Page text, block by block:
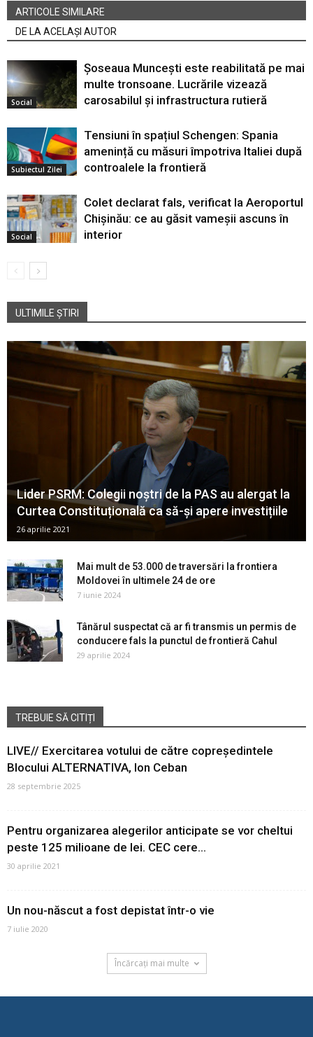
ARTICOLE SIMILARE
DE LA ACELAȘI AUTOR
Social
Șoseaua Muncești este reabilitată pe mai
multe tronsoane. Lucrările vizează
carosabilul și infrastructura rutieră
Subiectul Zilei
Tensiuni în spațiul Schengen: Spania
amenință cu măsuri împotriva Italiei după
controalele la frontieră
Social
Colet declarat fals, verificat la Aeroportul
Chișinău: ce au găsit vameșii ascuns în
interior
ULTIMILE ȘTIRI
Lider PSRM: Colegii noștri de la PAS au alergat la
Curtea Constituțională ca să-și apere investițiile
26 aprilie 2021
Mai mult de 53.000 de traversări la frontiera
Moldovei în ultimele 24 de ore
7 iunie 2024
Tânărul suspectat că ar fi transmis un permis de
conducere fals la punctul de frontieră Cahul
29 aprilie 2024
TREBUIE SĂ CITIȚI
LIVE// Exercitarea votului de către copreședintele
Blocului ALTERNATIVA, Ion Ceban
28 septembrie 2025
Pentru organizarea alegerilor anticipate se vor cheltui
peste 125 milioane de lei. CEC cere...
30 aprilie 2021
Un nou-născut a fost depistat într-o vie
7 iulie 2020
Încărcați mai multe